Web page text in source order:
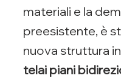
materiali e la
preesistente, è
nuova struttura
telai piani